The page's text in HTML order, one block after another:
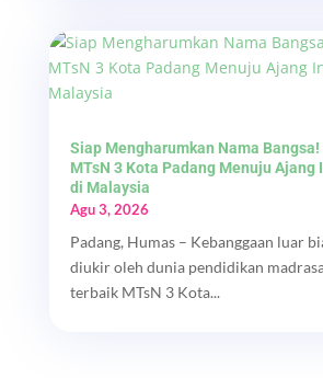
Siap Mengharumkan Nama
MTsN 3 Kota Padang Menuju Ajang
di Malaysia
Agu 3, 2026
Padang, Humas – Kebanggaan luar
diukir oleh dunia pendidikan
terbaik MTsN 3 Kota...